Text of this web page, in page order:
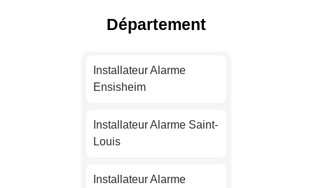
Installateur Alarme Nice
Nantes
Strasbourg
Montpellier
Département
Installateur Alarme
Ensisheim
Installateur Alarme Saint-
Louis
Installateur Alarme